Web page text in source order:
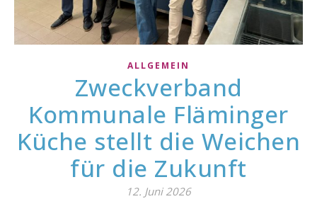
ALLGEMEIN
Zweckverband
Kommunale Fläminger
Küche stellt die Weichen
für die Zukunft
12. Juni 2026